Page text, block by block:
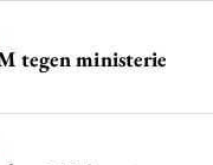
tegen ministerie